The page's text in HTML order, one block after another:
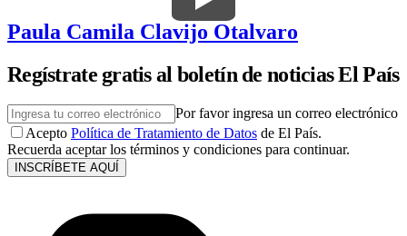
Paula Camila Clavijo Otalvaro
Regístrate gratis al boletín de noticias El País
Por favor ingresa un correo electrónico
Acepto Política de Tratamiento de Datos de El País.
Recuerda aceptar los términos y condiciones para continuar.
INSCRÍBETE AQUÍ